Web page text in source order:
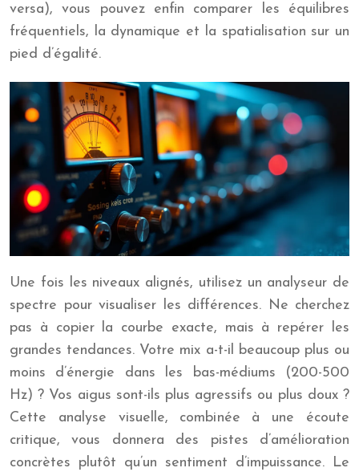
versa), vous pouvez enfin comparer les équilibres
fréquentiels, la dynamique et la spatialisation sur un
pied d’égalité.
Une fois les niveaux alignés, utilisez un analyseur de
spectre pour visualiser les différences. Ne cherchez
pas à copier la courbe exacte, mais à repérer les
grandes tendances. Votre mix a-t-il beaucoup plus ou
moins d’énergie dans les bas-médiums (200-500
Hz) ? Vos aigus sont-ils plus agressifs ou plus doux ?
Cette analyse visuelle, combinée à une écoute
critique, vous donnera des pistes d’amélioration
concrètes plutôt qu’un sentiment d’impuissance. Le